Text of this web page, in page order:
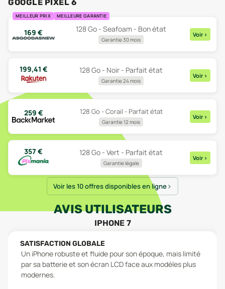
GOOGLE PIXEL 6
MEILLEUR PRIX MEILLEURE GARANTIE
169 € 128 Go - Seafoam - Bon état
Garantie 30 mois
Voir >
199,41 € 128 Go - Noir - Parfait état
Garantie 24 mois
Voir >
259 € 128 Go - Corail - Parfait état
Garantie 12 mois
Voir >
357 € 128 Go - Vert - Parfait état
Garantie légale
Voir >
Voir les 10 offres disponibles en ligne
AVIS UTILISATEURS
IPHONE 7
SATISFACTION GLOBALE
Un iPhone robuste et fluide pour son époque, mais limité
par sa batterie et son écran LCD face aux modèles plus
modernes.